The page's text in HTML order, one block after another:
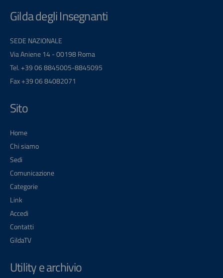
Gilda degli Insegnanti
SEDE NAZIONALE
Via Aniene 14 - 00198 Roma
Tel. +39 06 8845005-8845095
Fax +39 06 84082071
Sito
Home
Chi siamo
Sedi
Comunicazione
Categorie
Link
Accedi
Contatti
GildaTV
Utility e archivio